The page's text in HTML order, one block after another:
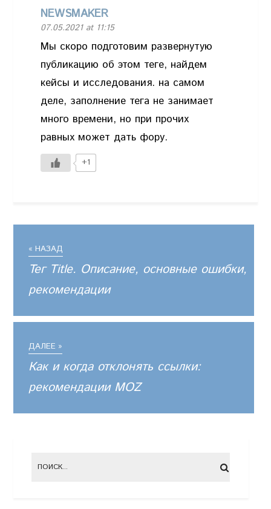
NEWSMAKER
07.05.2021 at 11:15
Мы скоро подготовим развернутую
публикацию об этом теге, найдем
кейсы и исследования. на самом
деле, заполнение тега не занимает
много времени, но при прочих
равных может дать фору.
+1
« НАЗАД
Тег Title. Описание, основные ошибки,
рекомендации
ДАЛЕЕ »
Как и когда отклонять ссылки:
рекомендации MOZ